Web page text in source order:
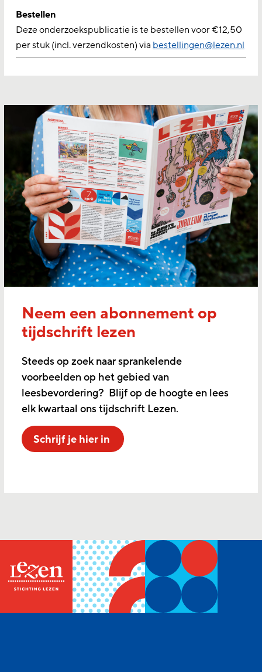
Bestellen
Deze onderzoekspublicatie is te bestellen voor €12,50
per stuk (incl. verzendkosten) via bestellingen@lezen.nl
Neem een abonnement op
tijdschrift lezen
Steeds op zoek naar sprankelende
voorbeelden op het gebied van
leesbevordering? Blijf op de hoogte en lees
elk kwartaal ons tijdschrift Lezen.
Schrijf je hier in